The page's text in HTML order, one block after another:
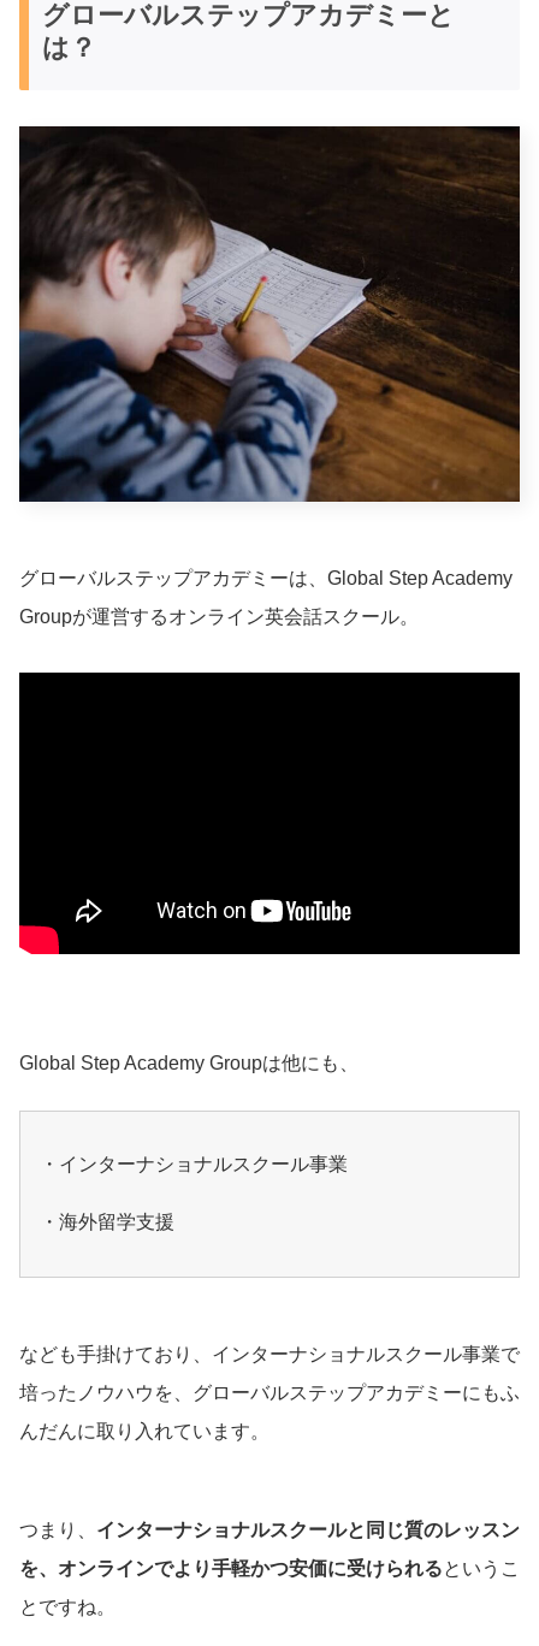
グローバルステップアカデミーと
は？
グローバルステップアカデミーは、Global Step Academy
Groupが運営するオンライン英会話スクール。
Global Step Academy Groupは他にも、
・インターナショナルスクール事業
・海外留学支援
なども手掛けており、インターナショナルスクール事業で
培ったノウハウを、グローバルステップアカデミーにもふ
んだんに取り入れています。
つまり、 インターナショナルスクールと同じ質のレッスン
を、オンラインでより手軽かつ安価に受けられるというこ
とですね。